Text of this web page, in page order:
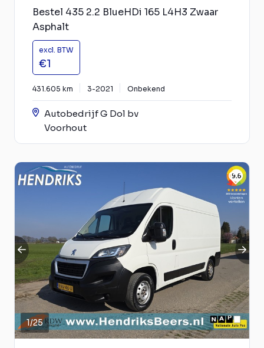
Bestel 435 2.2 BlueHDi 165 L4H3 Zwaar
Asphalt
excl. BTW
€1
431.605 km 3-2021 Onbekend
Autobedrijf G Dol bv
Voorhout
1/25